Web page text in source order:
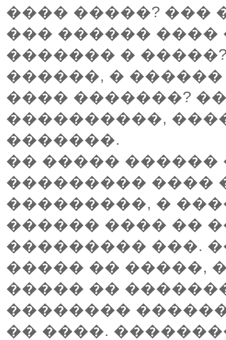
���� �����? ���
��� ������ ����
������� �
������, �
���� �������?
����������,
�������.
�� ����� ������
��������� ����
���������, �
������ ���� ��
��������� ���.
����� �� �����,
����� ��
��������
�� ����.